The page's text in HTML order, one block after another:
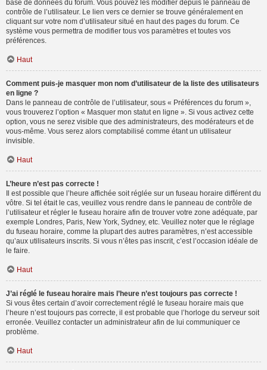
base de données du forum. Vous pouvez les modifier depuis le panneau de
contrôle de l’utilisateur. Le lien vers ce dernier se trouve généralement en
cliquant sur votre nom d’utilisateur situé en haut des pages du forum. Ce
système vous permettra de modifier tous vos paramètres et toutes vos
préférences.
Haut
Comment puis-je masquer mon nom d’utilisateur de la liste des utilisateurs
en ligne ?
Dans le panneau de contrôle de l’utilisateur, sous « Préférences du forum »,
vous trouverez l’option « Masquer mon statut en ligne ». Si vous activez cette
option, vous ne serez visible que des administrateurs, des modérateurs et de
vous-même. Vous serez alors comptabilisé comme étant un utilisateur
invisible.
Haut
L’heure n’est pas correcte !
Il est possible que l’heure affichée soit réglée sur un fuseau horaire différent du
vôtre. Si tel était le cas, veuillez vous rendre dans le panneau de contrôle de
l’utilisateur et régler le fuseau horaire afin de trouver votre zone adéquate, par
exemple Londres, Paris, New York, Sydney, etc. Veuillez noter que le réglage
du fuseau horaire, comme la plupart des autres paramètres, n’est accessible
qu’aux utilisateurs inscrits. Si vous n’êtes pas inscrit, c’est l’occasion idéale de
le faire.
Haut
J’ai réglé le fuseau horaire mais l’heure n’est toujours pas correcte !
Si vous êtes certain d’avoir correctement réglé le fuseau horaire mais que
l’heure n’est toujours pas correcte, il est probable que l’horloge du serveur soit
erronée. Veuillez contacter un administrateur afin de lui communiquer ce
problème.
Haut